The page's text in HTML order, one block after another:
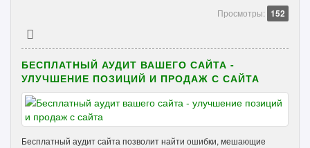
Просмотры: 152
БЕСПЛАТНЫЙ АУДИТ ВАШЕГО САЙТА -
УЛУЧШЕНИЕ ПОЗИЦИЙ И ПРОДАЖ С САЙТА
Бесплатный аудит сайта позволит найти ошибки, мешающие